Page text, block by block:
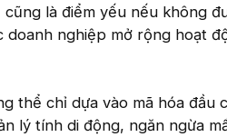
là điểm yếu nếu không
doanh nghiệp mở rộng hoạt
thể chỉ dựa vào mã hóa đầu
lý tính di động, ngăn ngừa